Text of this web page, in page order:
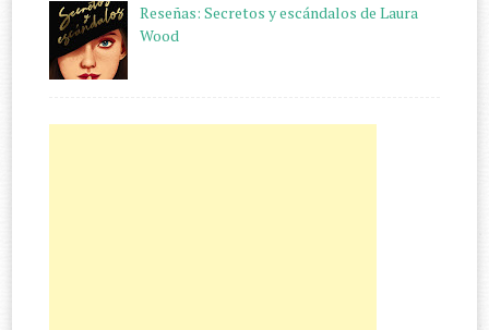
Reseñas: Secretos y escándalos de Laura
Wood